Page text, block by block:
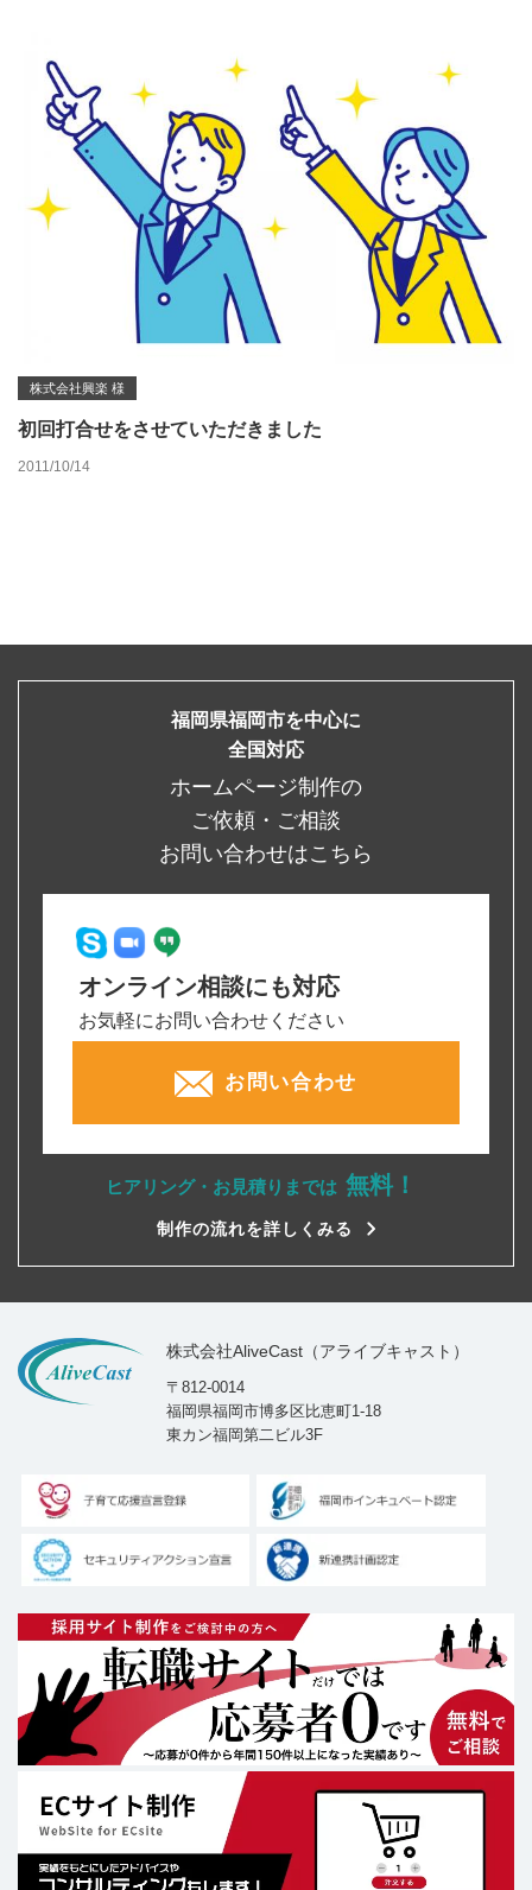
株式会社興楽 様
初回打合せをさせていただきました
2011/10/14
福岡県福岡市を中心に
全国対応
ホームページ制作の
ご依頼・ご相談
お問い合わせはこちら
オンライン相談にも対応
お気軽にお問い合わせください
お問い合わせ
ヒアリング・お見積りまでは 無料！
制作の流れを詳しくみる
株式会社AliveCast（アライブキャスト）
〒812-0014
福岡県福岡市博多区比恵町1-18
東カン福岡第二ビル3F